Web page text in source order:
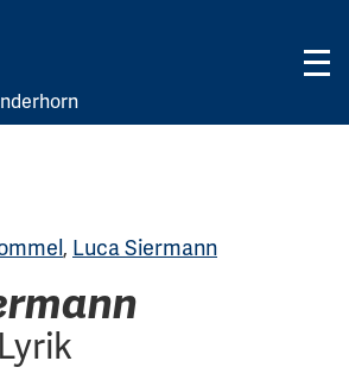
, Luca Siermann